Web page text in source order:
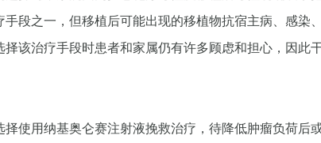
段之一，但移植后可能出现的移植物抗宿主病、感染
该治疗手段时患者和家属仍有许多顾虑和担心，因此
使用纳基奥仑赛注射液挽救治疗，待降低肿瘤负荷后